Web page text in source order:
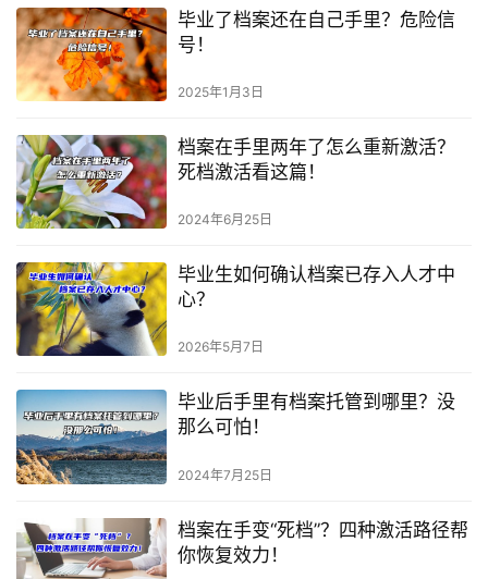
毕业了档案还在自己手里？危险信
号！
2025年1月3日
档案在手里两年了怎么重新激活？
死档激活看这篇！
2024年6月25日
毕业生如何确认档案已存入人才中
心？
2026年5月7日
毕业后手里有档案托管到哪里？没
那么可怕！
2024年7月25日
档案在手变“死档”？四种激活路径帮
你恢复效力！